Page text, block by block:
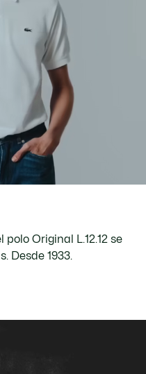
Original L.12.12 se
Desde 1933.